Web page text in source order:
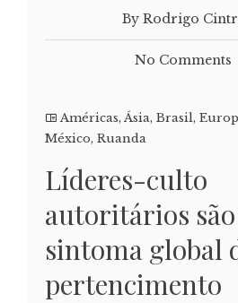
By Rodrigo
No Comments
Américas, Ásia, Brasil,
México, Ruanda
Líderes-culto
autoritários
sintoma global
pertencimento